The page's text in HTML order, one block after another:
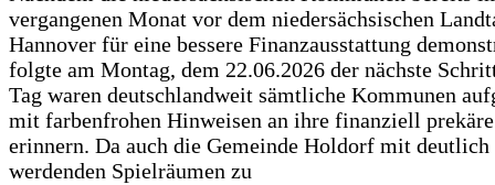
vergangenen Monat vor dem niedersächsischen
Hannover für eine bessere Finanzausstattung
folgte am Montag, dem 22.06.2026 der nächste
Tag waren deutschlandweit sämtliche Kommunen
mit farbenfrohen Hinweisen an ihre finanziell
erinnern. Da auch die Gemeinde Holdorf mit deutlich
werdenden Spielräumen zu